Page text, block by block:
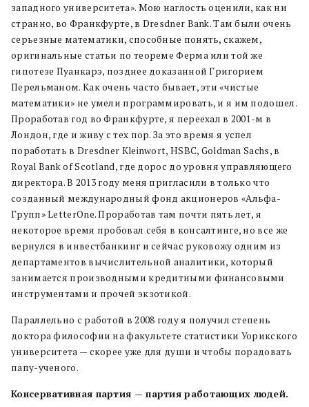
западного университета». Мою наглость оценили, как ни
странно, во Франкфурте, в Dresdner Bank. Там были очень
серьезные математики, способные понять, скажем,
оригинальные статьи по теореме Ферма или той же
гипотезе Пуанкарэ, позднее доказанной Григорием
Перельманом. Как очень часто бывает, эти «чистые
математики» не умели программировать, и я им подошел.
Проработав год во Франкфурте, я переехал в 2001-м в
Лондон, где и живу с тех пор. За это время я успел
поработать в Dresdner Kleinwort, HSBC, Goldman Sachs, в
Royal Bank of Scotland, где дорос до уровня управляющего
директора. В 2013 году меня пригласили в только что
созданный международный фонд акционеров «Альфа-
Групп» LetterOne. Проработав там почти пять лет, я
некоторое время пробовал себя в консалтинге, но все же
вернулся в инвестбанкинг и сейчас руковожу одним из
департаментов вычислительной аналитики, который
занимается производными кредитными финансовыми
инструментами и прочей экзотикой.
Параллельно с работой в 2008 году я получил степень
доктора философии на факультете статистики Уорикского
университета — скорее уже для души и чтобы порадовать
папу-ученого.
Консервативная партия — партия работающих людей.